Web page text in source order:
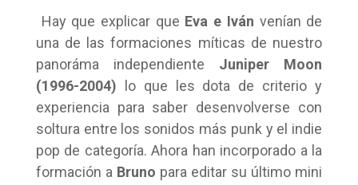
Hay que explicar que Eva e Iván venían de
una de las formaciones míticas de nuestro
panoráma independiente Juniper Moon
(1996-2004) lo que les dota de criterio y
experiencia para saber desenvolverse con
soltura entre los sonidos más punk y el indie
pop de categoría. Ahora han incorporado a la
formación a Bruno para editar su último mini